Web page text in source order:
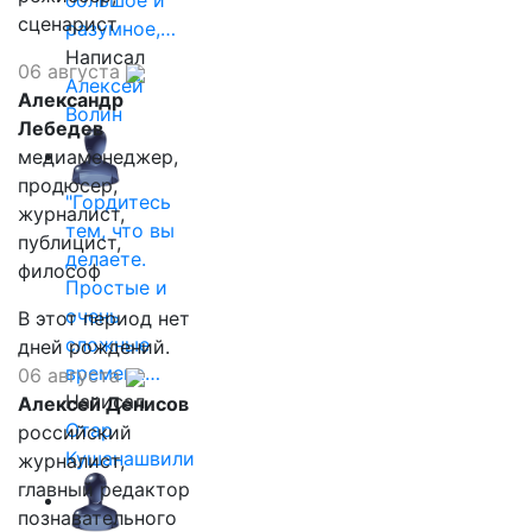
разумное,…
Написал
Алексей
Волин
"Гордитесь
тем, что вы
делаете.
Простые и
очень
сложные
времена…
Написал
Отар
Кушанашвили
сценарист
06 августа
Александр
Лебедев
медиаменеджер,
продюсер,
журналист,
публицист,
философ
В этот период нет
дней рождений.
06 августа
Алексей Денисов
российский
журналист,
главный редактор
познавательного